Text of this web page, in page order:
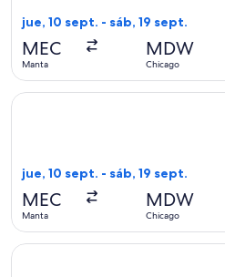
jue, 10 sept. - sáb, 19 sept.
MEC
Manta
MDW
Chicago
jue, 10 sept. - sáb, 19 sept.
MEC
Manta
MDW
Chicago
Seleccionar vuelo de LATAM
Seleccionar vuelo de LATAM